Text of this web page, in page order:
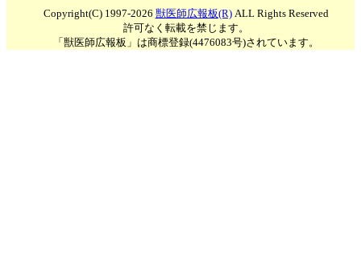
Copyright(C) 1997-2026 獣医師広報板(R)ALL Rights Reserved
許可なく転載を禁じます。
「獣医師広報板」は商標登録(4476083号)されています。